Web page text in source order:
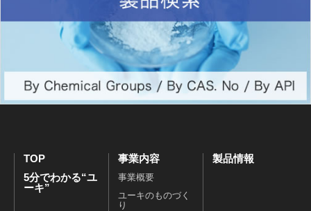
TOP
5分でわかる“ユ
ーキ”
事業内容
事業概要
ユーキのものづく
り
製品情報